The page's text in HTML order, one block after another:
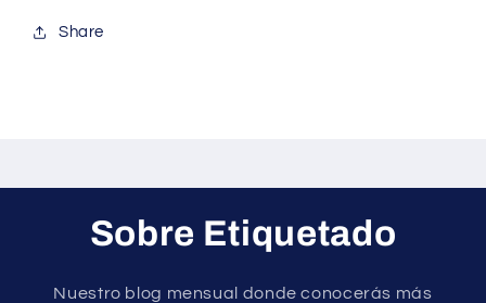
Share
Sobre Etiquetado
Nuestro blog mensual donde conocerás más